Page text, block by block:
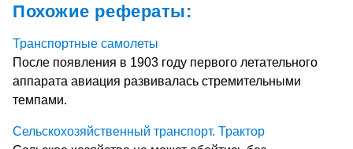
Похожие рефераты:
Транспортные самолеты
После появления в 1903 году первого летательного
аппарата авиация развивалась стремительными
темпами.
Сельскохозяйственный транспорт. Трактор